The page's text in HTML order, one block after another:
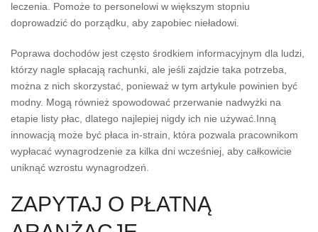
leczenia. Pomoże to personelowi w większym stopniu
doprowadzić do porządku, aby zapobiec nieładowi.
Poprawa dochodów jest często środkiem informacyjnym dla ludzi,
którzy nagle spłacają rachunki, ale jeśli zajdzie taka potrzeba,
można z nich skorzystać, ponieważ w tym artykule powinien być
modny. Mogą również spowodować przerwanie nadwyżki na
etapie listy płac, dlatego najlepiej nigdy ich nie używać.Inną
innowacją może być płaca in-strain, która pozwala pracownikom
wypłacać wynagrodzenie za kilka dni wcześniej, aby całkowicie
uniknąć wzrostu wynagrodzeń.
ZAPYTAJ O PŁATNĄ